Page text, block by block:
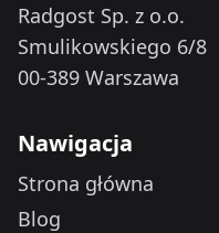
Radgost Sp. z o.o.
Smulikowskiego 6/8
00-389 Warszawa
Nawigacja
Strona główna
Blog